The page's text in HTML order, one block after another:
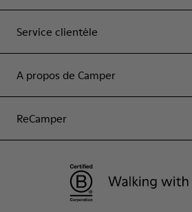
Service clientèle
A propos de Camper
ReCamper